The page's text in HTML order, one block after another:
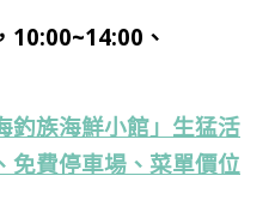
10:00~14:00、
釣族海鮮小館」生猛活
免費停車場、菜單價位